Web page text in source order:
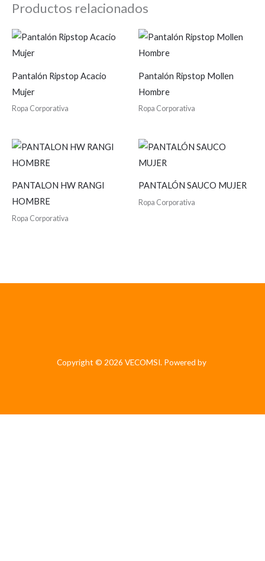
Productos relacionados
Pantalón Ripstop Acacio
Mujer
Ropa Corporativa
Pantalón Ripstop Mollen
Hombre
Ropa Corporativa
PANTALON HW RANGI
HOMBRE
Ropa Corporativa
PANTALÓN SAUCO MUJER
Ropa Corporativa
Copyright © 2026 VECOMSI. Powered by